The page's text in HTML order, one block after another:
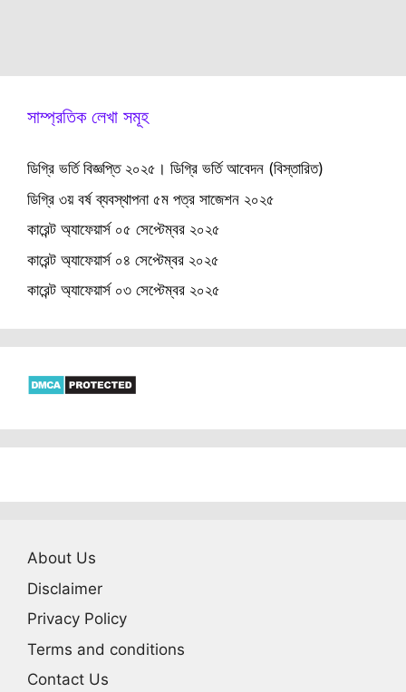
সাম্প্রতিক লেখা সমূহ
ডিগ্রি ভর্তি বিজ্ঞপ্তি ২০২৫। ডিগ্রি ভর্তি আবেদন (বিস্তারিত)
ডিগ্রি ৩য় বর্ষ ব্যবস্থাপনা ৫ম পত্র সাজেশন ২০২৫
কারেন্ট অ্যাফেয়ার্স ০৫ সেপ্টেম্বর ২০২৫
কারেন্ট অ্যাফেয়ার্স ০৪ সেপ্টেম্বর ২০২৫
কারেন্ট অ্যাফেয়ার্স ০৩ সেপ্টেম্বর ২০২৫
About Us
Disclaimer
Privacy Policy
Terms and conditions
Contact Us